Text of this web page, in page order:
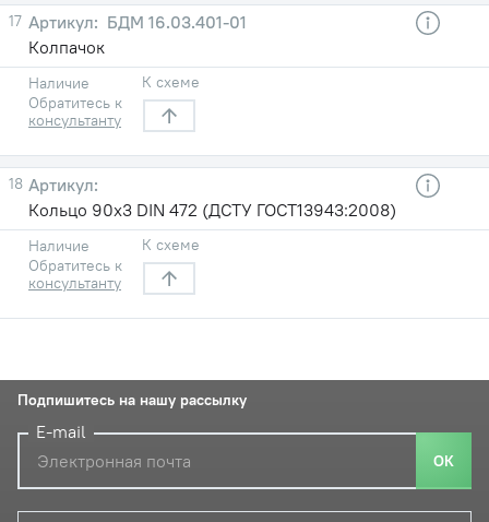
17
БДМ 16.03.401-01
Колпачок
Наличие
Обратитесь к
консультанту
К схеме
18
Кольцо 90х3 DIN 472 (ДСТУ ГОСТ13943:2008)
Наличие
Обратитесь к
консультанту
К схеме
Подпишитесь на нашу рассылку
E-mail
ОК